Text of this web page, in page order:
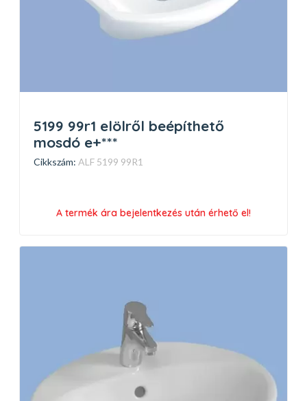
5199 99r1 elölről beépíthető
mosdó e+***
Cikkszám: ALF 5199 99R1
A termék ára bejelentkezés után érhető el!